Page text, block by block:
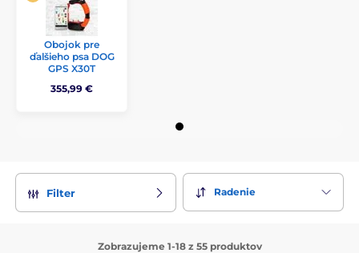
Obojok pre
ďalšieho psa DOG
GPS X30T
355,99 €
Filter Radenie
Zobrazujeme 1-18 z 55 produktov